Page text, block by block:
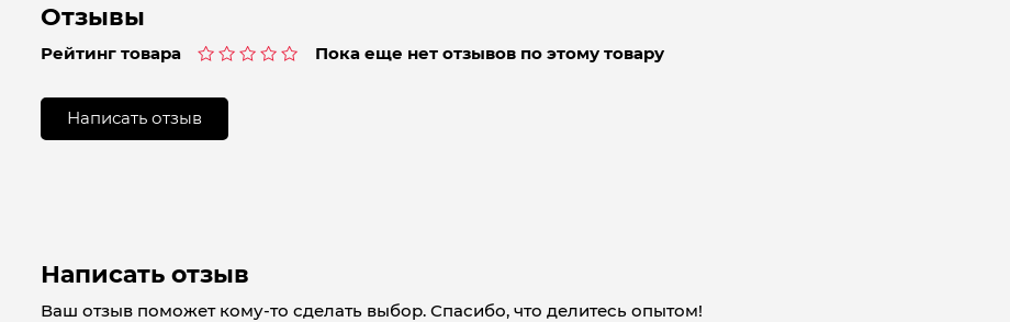
Отзывы
Рейтинг товара
0
5
Пока еще нет отзывов по этому товару
Написать отзыв
Написать отзыв
Ваш отзыв поможет кому-то сделать выбор. Спасибо, что делитесь опытом!